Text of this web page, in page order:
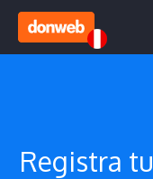
Registra tu